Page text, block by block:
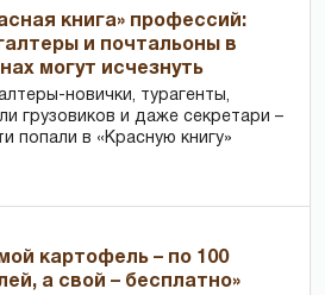
книга» профессий:
и почтальоны в
могут исчезнуть
новички, тур­агенты,
грузовиков и даже секретари –
попали в «Красную книгу»
картофель – по 100
а свой – бесплатно»